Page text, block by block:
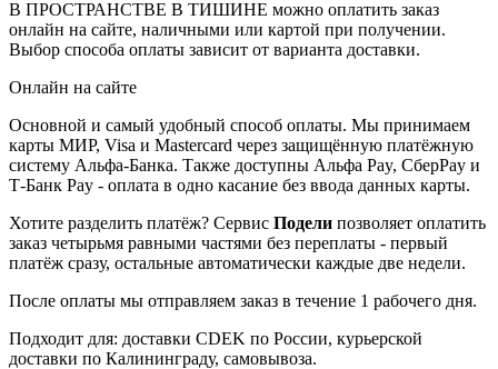
В ПРОСТРАНСТВЕ В ТИШИНЕ можно оплатить заказ
онлайн на сайте, наличными или картой при получении.
Выбор способа оплаты зависит от варианта доставки.
Онлайн на сайте
Основной и самый удобный способ оплаты. Мы принимаем
карты МИР, Visa и Mastercard через защищённую платёжную
систему Альфа-Банка. Также доступны Альфа Pay, СберPay и
Т-Банк Pay - оплата в одно касание без ввода данных карты.
Хотите разделить платёж? Сервис Подели позволяет оплатить
заказ четырьмя равными частями без переплаты - первый
платёж сразу, остальные автоматически каждые две недели.
После оплаты мы отправляем заказ в течение 1 рабочего дня.
Подходит для: доставки CDEK по России, курьерской
доставки по Калининграду, самовывоза.